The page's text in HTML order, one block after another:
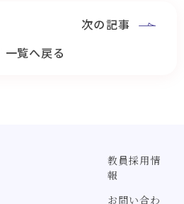
一覧へ戻る
次の記事
教員採用情
報
お問い合わ